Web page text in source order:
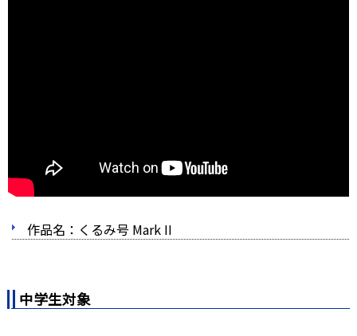
作品名：くるみ号 Mark II
中学生対象